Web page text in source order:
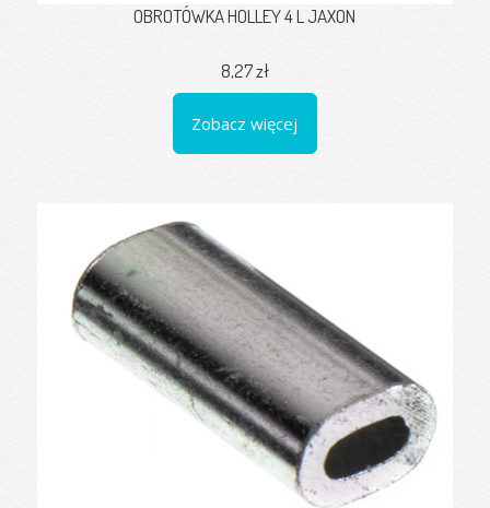
OBROTÓWKA HOLLEY 4 L JAXON
8,27 zł
Zobacz więcej